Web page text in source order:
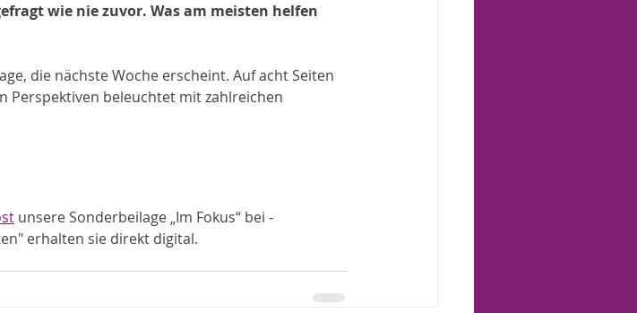
wie nie zuvor. Was am meisten helfen
die nächste Woche erscheint. Auf acht Seiten
Perspektiven beleuchtet mit zahlreichen
unsere Sonderbeilage „Im Fokus“ bei -
erhalten sie direkt digital.